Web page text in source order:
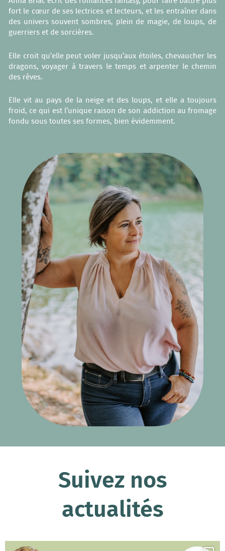
fort le cœur de ses lectrices et lecteurs, et les entraîner dans
des univers souvent sombres, plein de magie, de loups, de
guerriers et de sorcières.
Elle croit qu’elle peut voler jusqu’aux étoiles, chevaucher les
dragons, voyager à travers le temps et arpenter le chemin
des rêves.
Elle vit au pays de la neige et des loups, et elle a toujours
froid, ce qui est l’unique raison de son addiction au fromage
fondu sous toutes ses formes, bien évidemment.
Suivez nos
actualités